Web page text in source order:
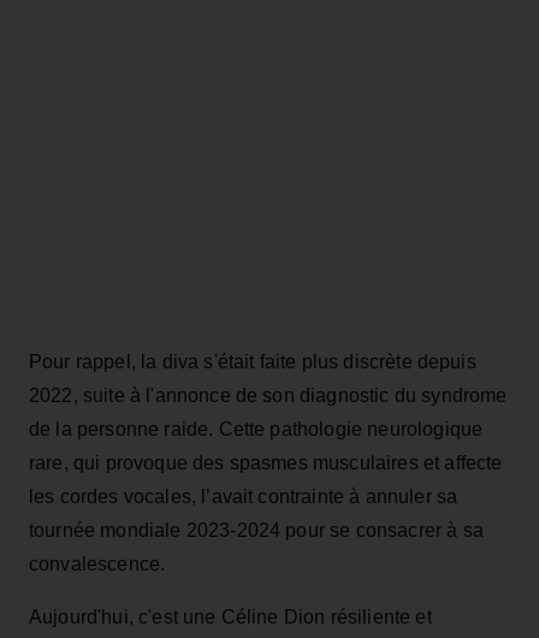
Pour rappel, la diva s'était faite plus discrète depuis
2022, suite à l'annonce de son diagnostic du syndrome
de la personne raide. Cette pathologie neurologique
rare, qui provoque des spasmes musculaires et affecte
les cordes vocales, l’avait contrainte à annuler sa
tournée mondiale 2023-2024 pour se consacrer à sa
convalescence.
Aujourd'hui, c'est une Céline Dion résiliente et